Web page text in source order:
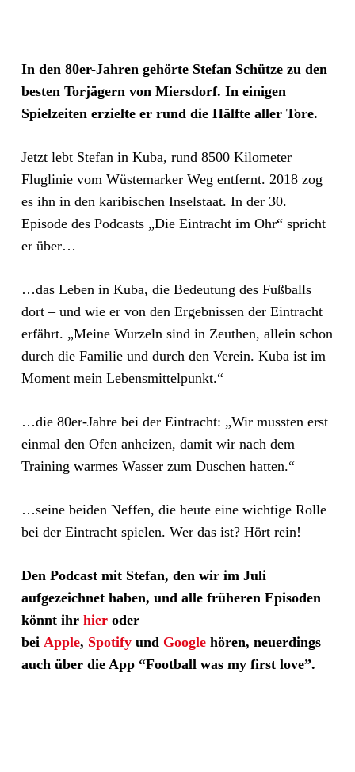
In den 80er-Jahren gehörte Stefan Schütze zu den
besten Torjägern von Miersdorf. In einigen
Spielzeiten erzielte er rund die Hälfte aller Tore.
Jetzt lebt Stefan in Kuba, rund 8500 Kilometer
Fluglinie vom Wüstemarker Weg entfernt. 2018 zog
es ihn in den karibischen Inselstaat. In der 30.
Episode des Podcasts „Die Eintracht im Ohr“ spricht
er über…
…das Leben in Kuba, die Bedeutung des Fußballs
dort – und wie er von den Ergebnissen der Eintracht
erfährt. „Meine Wurzeln sind in Zeuthen, allein schon
durch die Familie und durch den Verein. Kuba ist im
Moment mein Lebensmittelpunkt.“
…die 80er-Jahre bei der Eintracht: „Wir mussten erst
einmal den Ofen anheizen, damit wir nach dem
Training warmes Wasser zum Duschen hatten.“
…seine beiden Neffen, die heute eine wichtige Rolle
bei der Eintracht spielen. Wer das ist? Hört rein!
Den Podcast mit Stefan, den wir im Juli
aufgezeichnet haben, und alle früheren Episoden
könnt ihr hier oder
bei Apple, Spotifyund Googlehören, neuerdings
auch über die App “Football was my first love”.